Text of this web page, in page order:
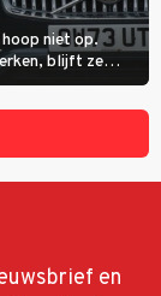
niet op.
blijft ze
Pirie leidt het
en